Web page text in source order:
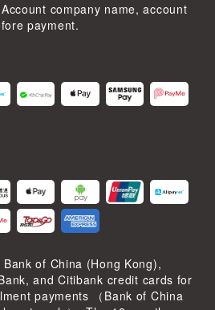
company name, account
payment.
of China (Hong Kong),
and Citibank credit cards for
payments （Bank of China